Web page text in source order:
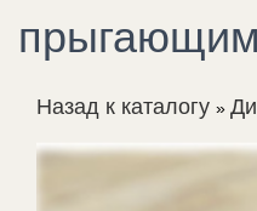
Назад к каталогу